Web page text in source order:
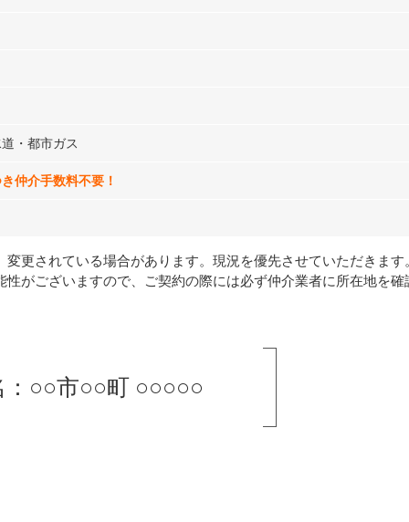
・都市ガス
仲介手数料不要！
更されている場合があります。現況を優先させていただきます。
がございますので、ご契約の際には必ず仲介業者に所在地を確
：○○市○○町 ○○○○○